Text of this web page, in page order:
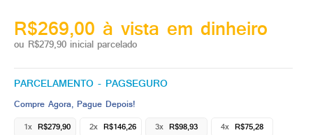
R$269,00 à vista em dinheiro
ou R$279,90 inicial parcelado
PARCELAMENTO - PAGSEGURO
Compre Agora, Pague Depois!
1x R$279,90 2x R$146,26 3x R$98,93 4x R$75,28